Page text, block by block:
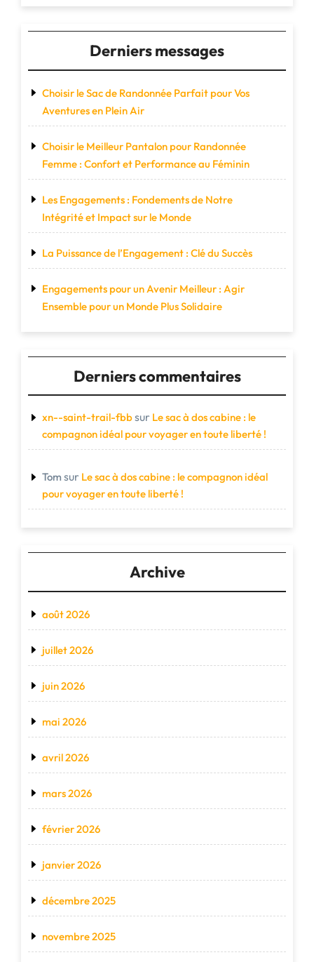
Derniers messages
Choisir le Sac de Randonnée Parfait pour Vos
Aventures en Plein Air
Choisir le Meilleur Pantalon pour Randonnée
Femme : Confort et Performance au Féminin
Les Engagements : Fondements de Notre
Intégrité et Impact sur le Monde
La Puissance de l’Engagement : Clé du Succès
Engagements pour un Avenir Meilleur : Agir
Ensemble pour un Monde Plus Solidaire
Derniers commentaires
xn--saint-trail-fbbsur Le sac à dos cabine : le
compagnon idéal pour voyager en toute liberté !
Tom sur Le sac à dos cabine : le compagnon idéal
pour voyager en toute liberté !
Archive
août 2026
juillet 2026
juin 2026
mai 2026
avril 2026
mars 2026
février 2026
janvier 2026
décembre 2025
novembre 2025